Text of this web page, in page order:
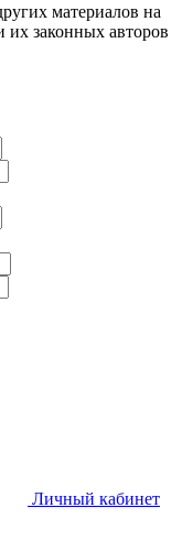
материалов на
их законных авторов
Личный кабинет